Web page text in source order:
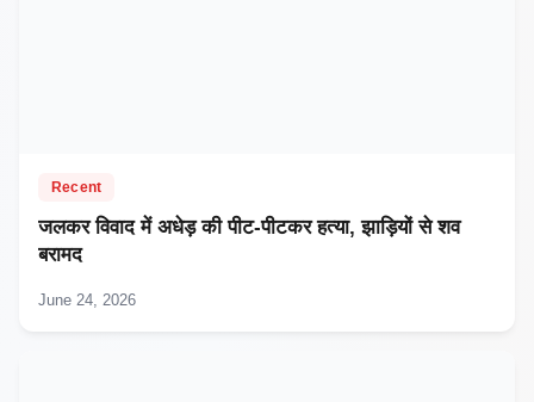
Recent
जलकर विवाद में अधेड़ की पीट-पीटकर हत्या, झाड़ियों से शव
बरामद
June 24, 2026